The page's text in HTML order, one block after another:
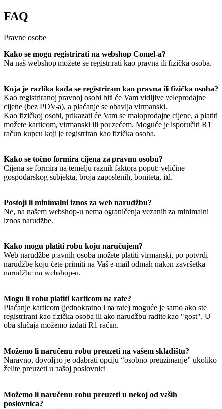
FAQ
Pravne osobe
Kako se mogu registrirati na webshop Comel-a?
Na naš webshop možete se registrirati kao pravna ili fizička osoba.
Koja je razlika kada se registriram kao pravna ili fizička osoba?
Kao registriranoj pravnoj osobi biti će Vam vidljive veleprodajne
cijene (bez PDV-a), a plaćanje se obavlja virmanski.
Kao fizičkoj osobi, prikazati će Vam se maloprodajne cijene, a platiti
možete karticom, virmanski ili pouzećem. Moguće je isporučiti R1
račun kupcu koji je registriran kao fizička osoba.
Kako se točno formira cijena za pravnu osobu?
Cijena se formira na temelju raznih faktora poput: veličine
gospodarskog subjekta, broja zaposlenih, boniteta, itd.
Postoji li minimalni iznos za web narudžbu?
Ne, na našem webshop-u nema ograničenja vezanih za minimalni
iznos narudžbe.
Kako mogu platiti robu koju naručujem?
Web narudžbe pravnih osoba možete platiti virmanski, po potvrdi
narudžbe koju ćete primiti na Vaš e-mail odmah nakon završetka
narudžbe na webshop-u.
Mogu li robu platiti karticom na rate?
Plaćanje karticom (jednokratno i na rate) moguće je samo ako ste
registrirani kao fizička osoba ili ako narudžbu radite kao "gost". U
oba slučaja možemo izdati R1 račun.
Možemo li naručenu robu preuzeti na vašem skladištu?
Naravno, dovoljno je odabrati opciju “osobno preuzimanje” ukoliko
želite preuzeti u našoj poslovnici
Možemo li naručenu robu preuzeti u nekoj od vaših
poslovnica?